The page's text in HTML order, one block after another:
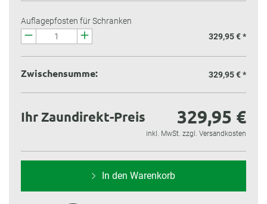
Auflagepfosten für Schranken
329,95 € *
Zwischensumme: 329,95 €*
Ihr Zaundirekt-Preis 329,95 €
inkl. MwSt. zzgl. Versandkosten
In den Warenkorb